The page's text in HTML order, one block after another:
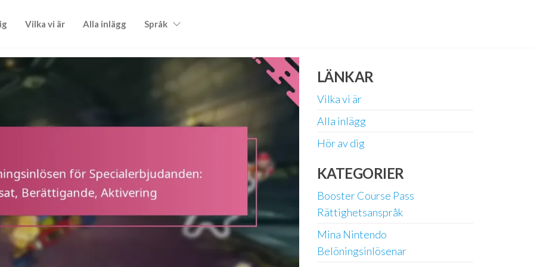
Vilka vi är Alla inlägg Språk
LÄNKAR
Vilka vi är
Alla inlägg
Hör av dig
KATEGORIER
Booster Course Pass
Rättighetsanspråk
Mina Nintendo
Belöningsinlösenar